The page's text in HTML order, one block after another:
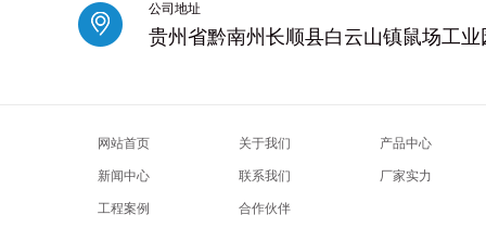
公司地址
贵州省黔南州长顺县白云山镇鼠场工业
网站首页 关于我们 产品中心
新闻中心 联系我们 厂家实力
工程案例 合作伙伴